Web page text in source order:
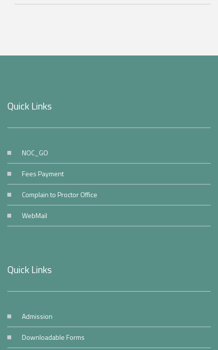
Quick Links
NOC_GO
Fees Payment
Complain to Proctor Office
WebMail
Quick Links
Admission
Downloadable Forms